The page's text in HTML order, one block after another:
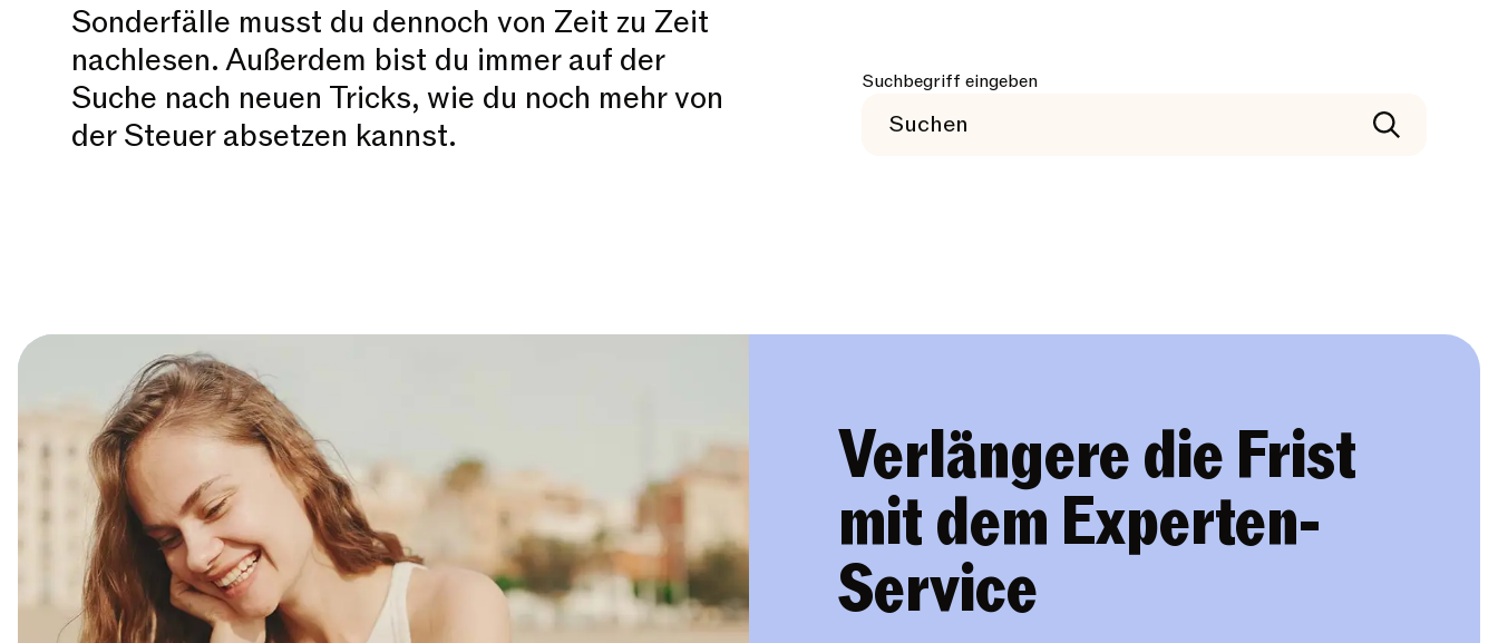
Sonderfälle musst du dennoch von Zeit zu Zeit
nachlesen. Außerdem bist du immer auf der
Suche nach neuen Tricks, wie du noch mehr von
der Steuer absetzen kannst.
Suchbegriff eingeben
Verlängere die Frist
mit dem Experten-
Service